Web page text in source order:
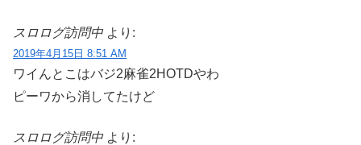
スロログ訪問中 より:
2019年4月15日 8:51 AM
ワイんとこはバジ2麻雀2HOTDやわ
ピーワから消してたけど
スロログ訪問中 より: